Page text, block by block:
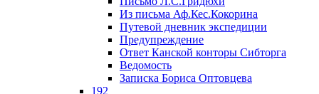
Из письма Аф.Кес.Кокорина
Путевой дневник экспедиции
Предупреждение
Ответ Канской конторы Сибторга
Ведомость
Записка Бориса Оптовцева
192